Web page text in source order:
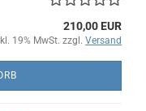
210,00 EUR
19% MwSt. zzgl. Versand